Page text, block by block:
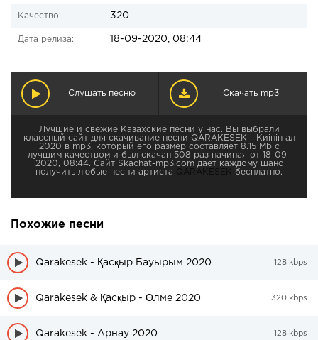
Качество: 320
Дата релиза: 18-09-2020, 08:44
Слушать песню Скачать mp3
Лучшие и свежие Казахские песни у нас. Вы выбрали
классный сайт для скачивание песни QARAKESEK - Киініп ал
2020 в mp3, который его размер составляет 8.15 Mb с
лучшим качеством и был скачан 508 раз начиная от 18-09-
2020, 08:44. Сайт Skachat-mp3.com дает каждому шанс
получить любые песни артиста
QARAKESEK бесплатно.
Похожие песни
Qarakesek - Қасқыр Бауырым 2020 128 kbps
Qarakesek & Қасқыр - Өлме 2020 320 kbps
Qarakesek - Арнау 2020 128 kbps